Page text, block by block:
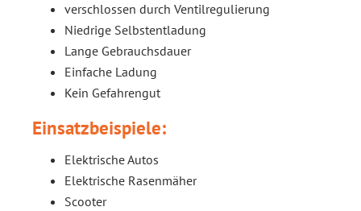
verschlossen durch Ventilregulierung
Niedrige Selbstentladung
Lange Gebrauchsdauer
Einfache Ladung
Kein Gefahrengut
Einsatzbeispiele:
Elektrische Autos
Elektrische Rasenmäher
Scooter